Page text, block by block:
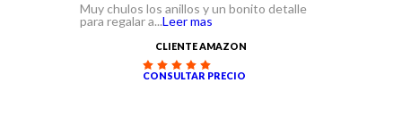
Muy chulos los anillos y un bonito detalle
para regalar a...Leer mas
CLIENTE AMAZON
CONSULTAR PRECIO